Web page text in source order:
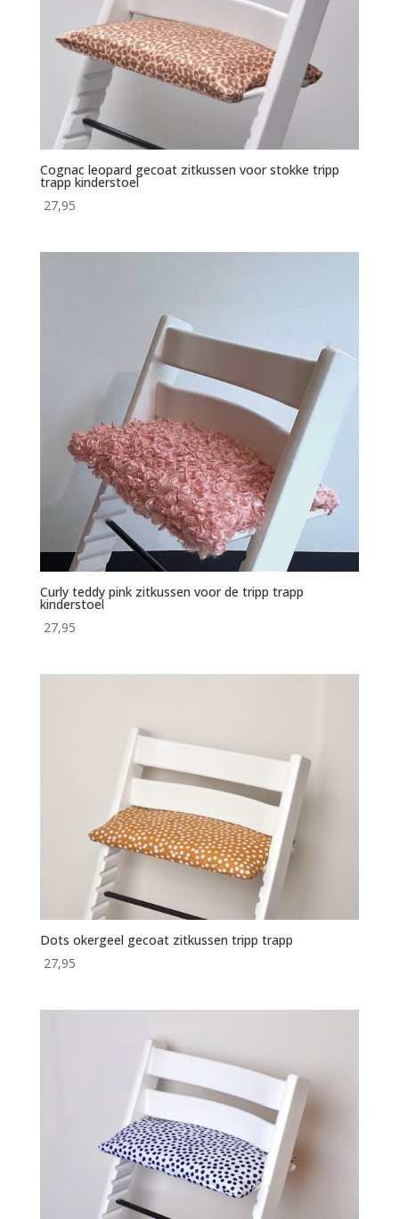
Cognac leopard gecoat zitkussen voor stokke tripp
trapp kinderstoel
27,95
Curly teddy pink zitkussen voor de tripp trapp
kinderstoel
27,95
Dots okergeel gecoat zitkussen tripp trapp
27,95